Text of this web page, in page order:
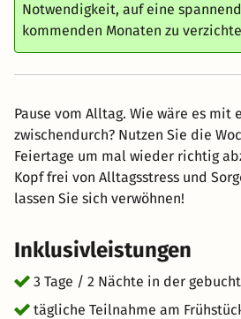
Notwendigkeit, auf eine
kommenden Monaten zu
Pause vom Alltag. Wie wäre es mit
zwischendurch? Nutzen Sie die
Feiertage um mal wieder richtig
Kopf frei von Alltagsstress und
lassen Sie sich verwöhnen!
Inklusivleistungen
3 Tage / 2 Nächte in der
tägliche Teilnahme am